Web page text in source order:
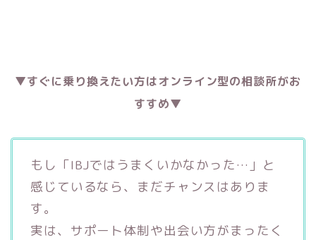
▼すぐに乗り換えたい方はオンライン型の相談所がお
すすめ▼
もし「IBJではうまくいかなかった…」と
感じているなら、まだチャンスはありま
す。
実は、サポート体制や出会い方がまったく